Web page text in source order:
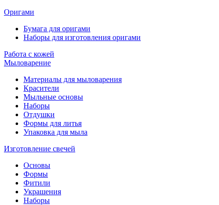
Оригами
Бумага для оригами
Наборы для изготовления оригами
Работа с кожей
Мыловарение
Материалы для мыловарения
Красители
Мыльные основы
Наборы
Отдушки
Формы для литья
Упаковка для мыла
Изготовление свечей
Основы
Формы
Фитили
Украшения
Наборы